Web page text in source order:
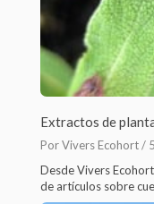
Extractos de
Por Vivers Ecohort /
Desde Vivers
de artículos sobre